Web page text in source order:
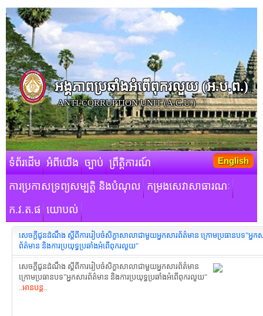
អង្គភាពប្រឆាំងអំពើពុករលួយ​ (អ.ប.ព.)
ANTI-CORRUPTION UNIT (A.C.U.)
ទំព័រដើម អំពីយើង ច្បាប់ ព្រឹត្តិការណ៍
ការប្រកាសទ្រព្យសម្បត្តិ និងបំណុល កម្រងសេវាសាធារណៈ
ក.វ.ត.ផ យោបល់
English
សេចក្ដីជូនដំណឹង ស្ដីពីការរៀបចំសិក្ខាសាលា​ជាមួយអ្នកសារព័ត៌មាន ក្រោមប្រធានបទ"អ្នកស
ព័ត៌មាន និងការប្រយុទ្ធប្រឆាំងអំពើពុករលួយ"
សេចក្ដីជូនដំណឹង ស្ដីពីការរៀបចំសិក្ខាសាលា​ជាមួយអ្នកសារព័ត៌មាន
ក្រោមប្រធានបទ"អ្នកសារព័ត៌មាន និងការប្រយុទ្ធប្រឆាំងអំពើពុករលួយ"
..អានបន្ត..